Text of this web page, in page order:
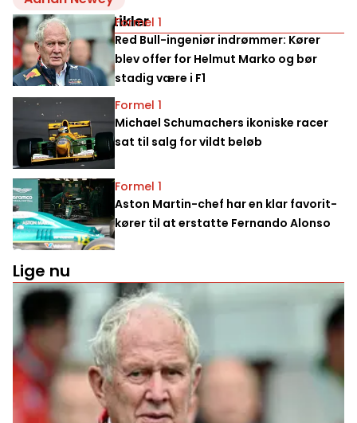
Relaterede artikler
Formel 1
Red Bull-ingeniør indrømmer: Kører
blev offer for Helmut Marko og bør
stadig være i F1
Formel 1
Michael Schumachers ikoniske racer
sat til salg for vildt beløb
Formel 1
Aston Martin-chef har en klar favorit-
kører til at erstatte Fernando Alonso
Lige nu